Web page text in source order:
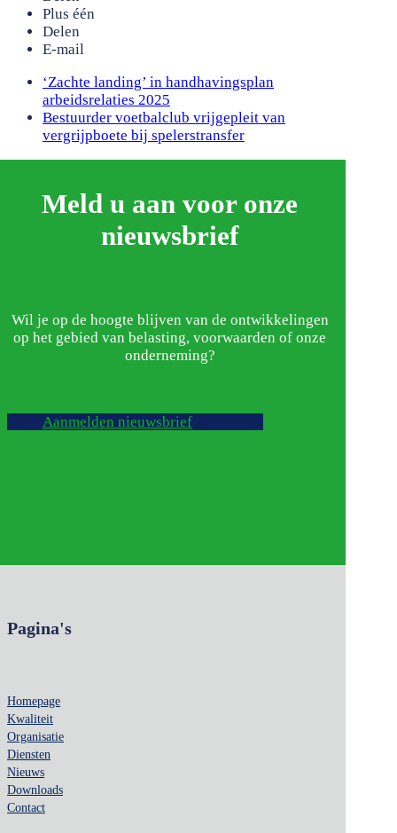
Plus één
Delen
E-mail
previous
post:
‘Zachte landing’ in handhavingsplan
arbeidsrelaties 2025
next
post:
Bestuurder voetbalclub vrijgepleit van
vergrijpboete bij spelerstransfer
Meld u aan voor onze
nieuwsbrief
Wil je op de hoogte blijven van de ontwikkelingen
op het gebied van belasting, voorwaarden of onze
onderneming?
Aanmelden nieuwsbrief
Pagina's
Homepage
Kwaliteit
Organisatie
Diensten
Nieuws
Downloads
Contact